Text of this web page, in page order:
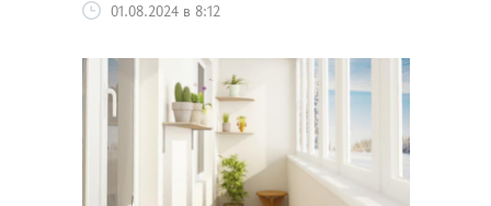
01.08.2024 в 8:12